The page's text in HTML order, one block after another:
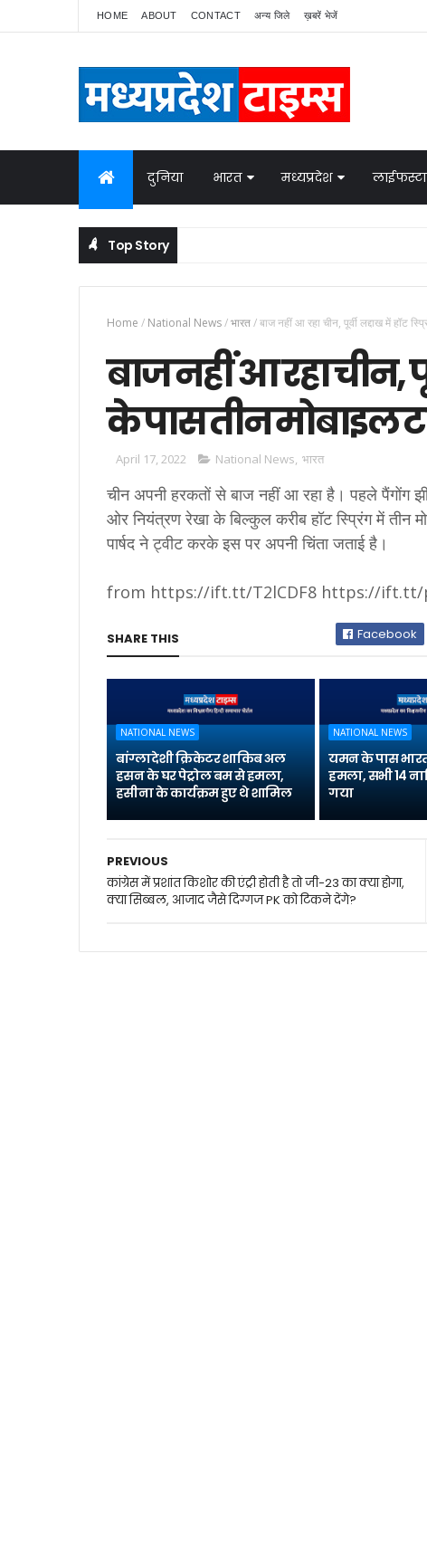
HOME ABOUT CONTACT अन्य जिले ख़बरें भेजें
दुनिया भारत मध्यप्रदेश
Top Story
Home / National News/भारत/बाज नहीं आ रहा चीन, पूर्वी लद्दाख में हॉट
बाज नहीं आ रहा चीन,
के पास तीन मोबाइल
April 17, 2022 National News, भारत
चीन अपनी हरकतों से बाज नहीं आ रहा है। पहले
ओर नियंत्रण रेखा के बिल्कुल करीब हॉट स्प्रिंग में तीन
पार्षद ने ट्वीट करके इस पर अपनी चिंता जताई है।
from https://ift.tt/T2lCDF8 https://ift.tt/
SHARE THIS Facebook
NATIONAL NEWS
बांग्लादेशी क्रिकेटर शाकिब अल
हसन के घर पेट्रोल बम से हमला,
हसीना के कार्यक्रम हुए थे शामिल
NATIONAL NEWS
यमन के पास
हमला, सभी 14
गया
PREVIOUS
कांग्रेस में प्रशांत किशोर की एंट्री होती है तो जी-23 का क्या होगा,
क्या सिब्बल, आजाद जैसे दिग्गज PK को टिकने देंगे?